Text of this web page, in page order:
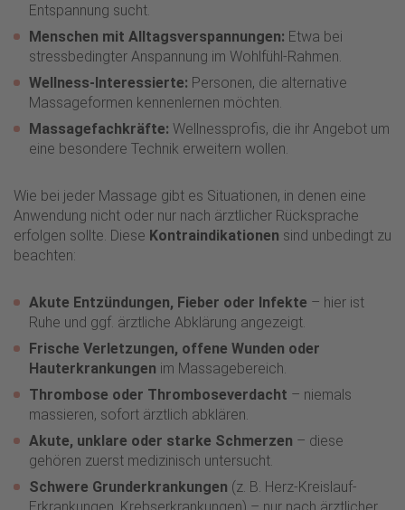
Entspannung sucht.
Menschen mit Alltagsverspannungen: Etwa bei
stressbedingter Anspannung im Wohlfühl-Rahmen.
Wellness-Interessierte: Personen, die alternative
Massageformen kennenlernen möchten.
Massagefachkräfte: Wellnessprofis, die ihr Angebot um
eine besondere Technik erweitern wollen.
Wie bei jeder Massage gibt es Situationen, in denen eine
Anwendung nicht oder nur nach ärztlicher Rücksprache
erfolgen sollte. Diese Kontraindikationen sind unbedingt zu
beachten:
Akute Entzündungen, Fieber oder Infekte – hier ist
Ruhe und ggf. ärztliche Abklärung angezeigt.
Frische Verletzungen, offene Wunden oder
Hauterkrankungen im Massagebereich.
Thrombose oder Thromboseverdacht – niemals
massieren, sofort ärztlich abklären.
Akute, unklare oder starke Schmerzen – diese
gehören zuerst medizinisch untersucht.
Schwere Grunderkrankungen (z. B. Herz-Kreislauf-